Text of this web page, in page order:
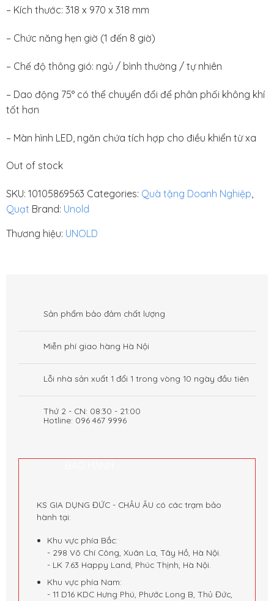
– Kích thước: 318 x 970 x 318 mm
– Chức năng hẹn giờ (1 đến 8 giờ)
– Chế độ thông gió: ngủ / bình thường / tự nhiên
– Dao động 75° có thể chuyển đổi để phân phối không khí
tốt hơn
– Màn hình LED, ngăn chứa tích hợp cho điều khiển từ xa
Out of stock
SKU: 10105869563 Categories: Quà tặng Doanh Nghiệp,
Quạt Brand: Unold
Thương hiệu: UNOLD
Sản phẩm bảo đảm chất lượng
Miễn phí giao hàng Hà Nội
Lỗi nhà sản xuất 1 đổi 1 trong vòng 10 ngày đầu tiên
Thứ 2 - CN: 08:30 - 21:00
Hotline: 096 467 9996
KS GIA DỤNG ĐỨC - CHÂU ÂU có các trạm bảo
hành tại:
Khu vực phía Bắc:
- 298 Võ Chí Công, Xuân La, Tây Hồ, Hà Nội.
- LK 7.63 Happy Land, Phúc Thịnh, Hà Nội.
Khu vực phía Nam:
- 11 D16 KDC Hưng Phú, Phước Long B, Thủ Đức,